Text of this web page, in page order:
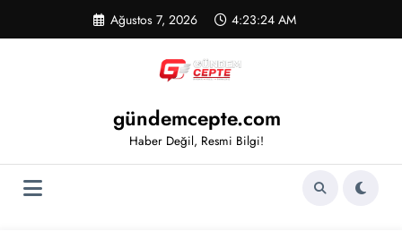
Ağustos 7, 2026 4:23:24 AM
gündemcepte.com
Haber Değil, Resmi Bilgi!